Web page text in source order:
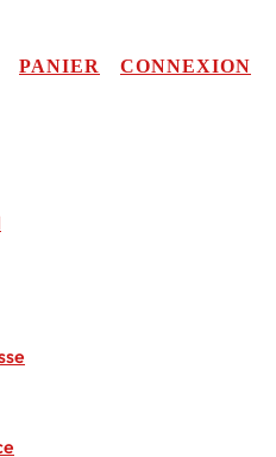
PANIER CONNEXION